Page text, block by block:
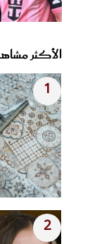
الأكثر
1
2